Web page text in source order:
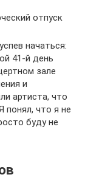
отпуск
начаться:
41-й день
зале
и
артиста, что
понял, что я не
буду не